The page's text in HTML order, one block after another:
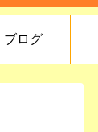
ブログ